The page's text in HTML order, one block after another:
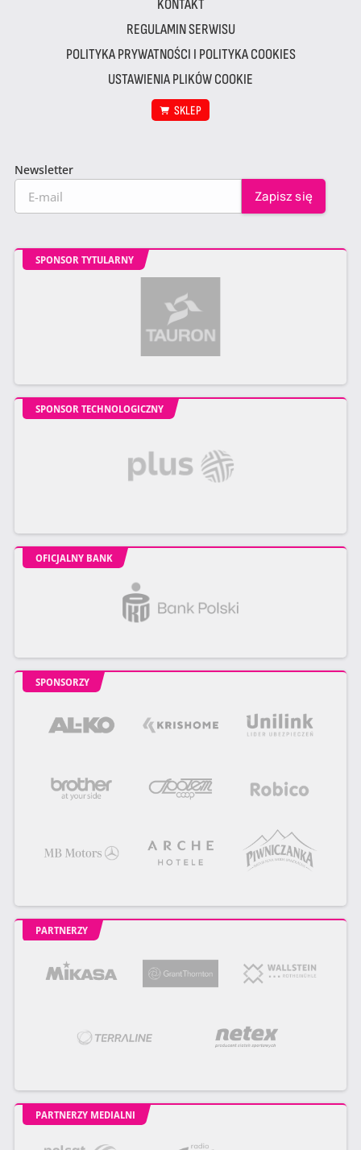
KONTAKT
REGULAMIN SERWISU
POLITYKA PRYWATNOŚCI I POLITYKA COOKIES
USTAWIENIA PLIKÓW COOKIE
SKLEP
Newsletter
SPONSOR TYTULARNY
SPONSOR TECHNOLOGICZNY
OFICJALNY BANK
SPONSORZY
PARTNERZY
PARTNERZY MEDIALNI